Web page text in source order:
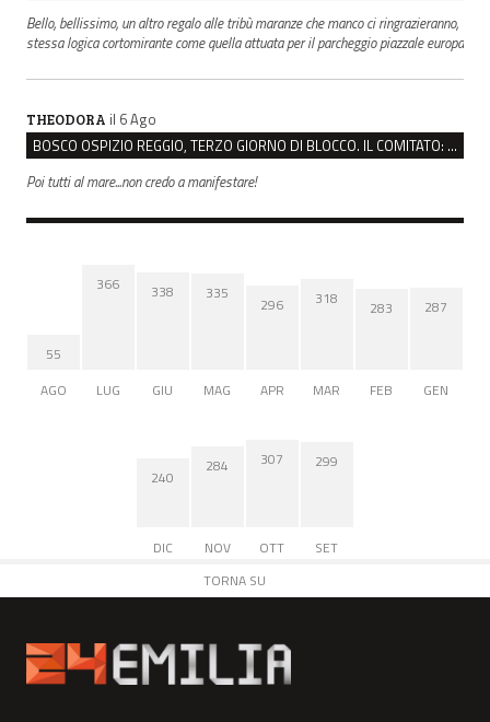
Bello, bellissimo, un altro regalo alle tribù maranze che manco ci ringrazieranno,
stessa logica cortomirante come quella attuata per il parcheggio piazzale europa
THEODORA il 6 Ago
BOSCO OSPIZIO REGGIO, TERZO GIORNO DI BLOCCO. IL COMITATO: “PRESIDIO FINO A VENERDÌ”
Poi tutti al mare...non credo a manifestare!
55
AGO
366
LUG
338
GIU
335
MAG
296
APR
318
MAR
283
FEB
287
GEN
240
DIC
284
NOV
307
OTT
299
SET
TORNA SU